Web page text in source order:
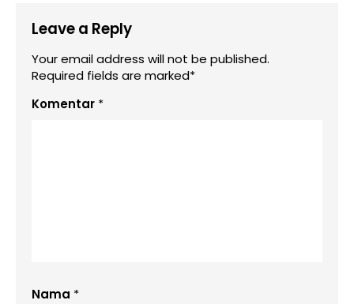
Leave a Reply
Your email address will not be published.
Required fields are marked*
Komentar *
Nama *